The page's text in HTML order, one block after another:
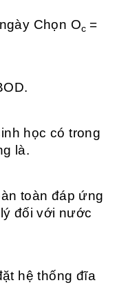
Chọn Oc =
học có trong
là.
toàn đáp ứng
đối với nước
hệ thống đĩa